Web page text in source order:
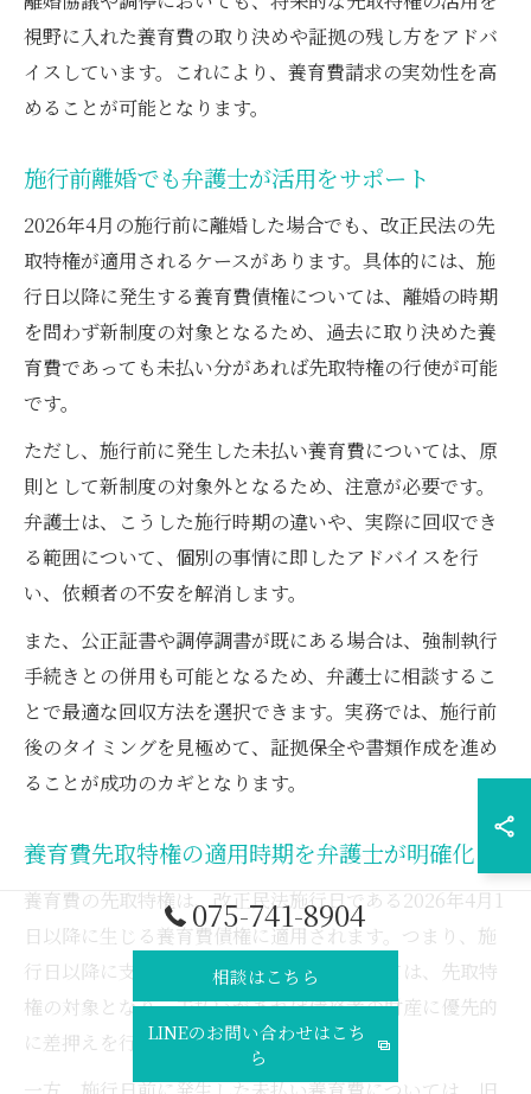
視野に入れた養育費の取り決めや証拠の残し方をアドバ
イスしています。これにより、養育費請求の実効性を高
めることが可能となります。
施行前離婚でも弁護士が活用をサポート
2026年4月の施行前に離婚した場合でも、改正民法の先
取特権が適用されるケースがあります。具体的には、施
行日以降に発生する養育費債権については、離婚の時期
を問わず新制度の対象となるため、過去に取り決めた養
育費であっても未払い分があれば先取特権の行使が可能
です。
ただし、施行前に発生した未払い養育費については、原
則として新制度の対象外となるため、注意が必要です。
弁護士は、こうした施行時期の違いや、実際に回収でき
る範囲について、個別の事情に即したアドバイスを行
い、依頼者の不安を解消します。
また、公正証書や調停調書が既にある場合は、強制執行
手続きとの併用も可能となるため、弁護士に相談するこ
とで最適な回収方法を選択できます。実務では、施行前
後のタイミングを見極めて、証拠保全や書類作成を進め
ることが成功のカギとなります。
養育費先取特権の適用時期を弁護士が明確化
養育費の先取特権は、改正民法施行日である2026年4月1
日以降に生じる養育費債権に適用されます。つまり、施
行日以降に支払いが到来する養育費については、先取特
権の対象となり、未払いがあれば債務者の財産に優先的
に差押えを行うことが可能です。
075-741-8904
相談はこちら
LINEのお問い合わせはこち
ら